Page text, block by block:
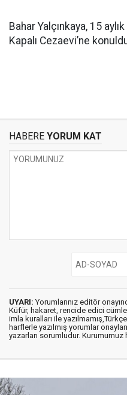
Bahar Yalçınkaya, 15
Kapalı Cezaevi’ne
HABERE YORUM KAT
UYARI: Yorumlarınız editör
Küfür, hakaret, rencide edici
imla kuralları ile
harflerle yazılmış yorumlar
yazarları sorumludur.